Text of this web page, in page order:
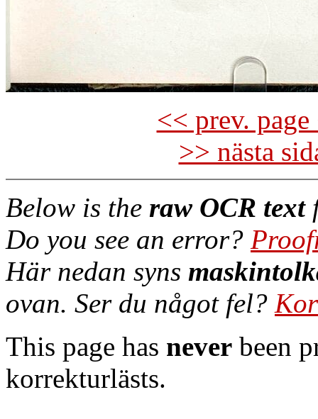
<< prev.
>> nästa
Below is the raw OCR text
Do you see an error?
Här nedan syns
ovan. Ser du något fel?
This page has never been
korrekturlästs.